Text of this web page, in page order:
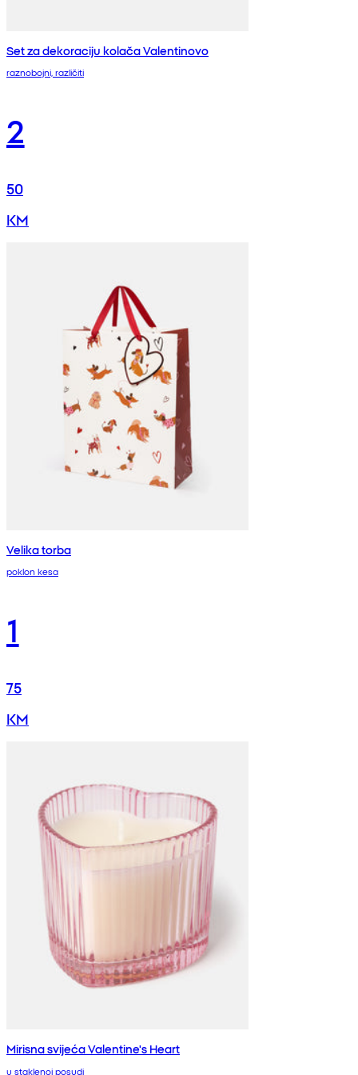
Set za dekoraciju kolača Valentinovo
raznobojni, različiti
2
50
KM
Velika torba
poklon kesa
1
75
KM
Mirisna svijeća Valentine's Heart
u staklenoj posudi